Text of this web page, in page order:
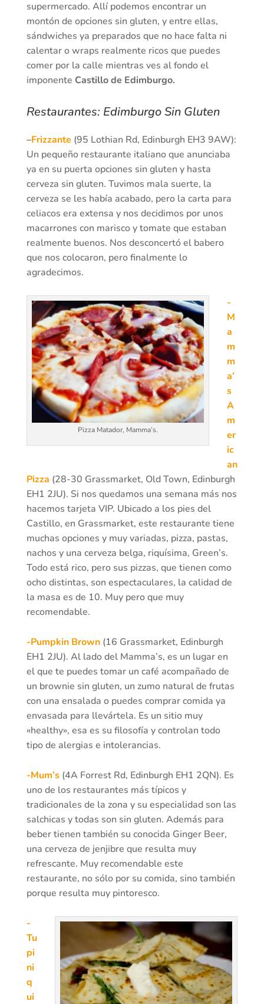
supermercado. Allí podemos encontrar un
montón de opciones sin gluten, y entre ellas,
sándwiches ya preparados que no hace falta ni
calentar o wraps realmente ricos que puedes
comer por la calle mientras ves al fondo el
imponente Castillo de Edimburgo.
Restaurantes: Edimburgo Sin Gluten
–Frizzante (95 Lothian Rd, Edinburgh EH3 9AW):
Un pequeño restaurante italiano que anunciaba
ya en su puerta opciones sin gluten y hasta
cerveza sin gluten. Tuvimos mala suerte, la
cerveza se les había acabado, pero la carta para
celiacos era extensa y nos decidimos por unos
macarrones con marisco y tomate que estaban
realmente buenos. Nos desconcertó el babero
que nos colocaron, pero finalmente lo
agradecimos.
Pizza Matador, Mamma’s.
-
M
a
m
m
a’
s
A
m
er
ic
an
Pizza (28-30 Grassmarket, Old Town, Edinburgh
EH1 2JU). Si nos quedamos una semana más nos
hacemos tarjeta VIP. Ubicado a los pies del
Castillo, en Grassmarket, este restaurante tiene
muchas opciones y muy variadas, pizza, pastas,
nachos y una cerveza belga, riquísima, Green’s.
Todo está rico, pero sus pizzas, que tienen como
ocho distintas, son espectaculares, la calidad de
la masa es de 10. Muy pero que muy
recomendable.
-Pumpkin Brown(16 Grassmarket, Edinburgh
EH1 2JU). Al lado del Mamma’s, es un lugar en
el que te puedes tomar un café acompañado de
un brownie sin gluten, un zumo natural de frutas
con una ensalada o puedes comprar comida ya
envasada para llevártela. Es un sitio muy
«healthy», esa es su filosofía y controlan todo
tipo de alergias e intolerancias.
-Mum’s(4A Forrest Rd, Edinburgh EH1 2QN). Es
uno de los restaurantes más típicos y
tradicionales de la zona y su especialidad son las
salchicas y todas son sin gluten. Además para
beber tienen también su conocida Ginger Beer,
una cerveza de jenjibre que resulta muy
refrescante. Muy recomendable este
restaurante, no sólo por su comida, sino también
porque resulta muy pintoresco.
-
Tu
pi
ni
q
ui